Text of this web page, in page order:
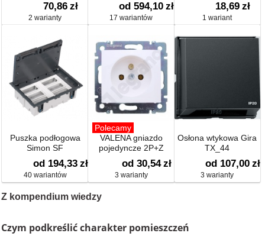
70,86 zł
2 warianty
od 594,10 zł
17 wariantów
18,69 zł
1 wariant
Puszka podłogowa
Simon SF
od 194,33 zł
40 wariantów
Polecamy
VALENA gniazdo
pojedyncze 2P+Z
od 30,54 zł
3 warianty
Osłona wtykowa Gira
TX_44
od 107,00 zł
3 warianty
Z kompendium wiedzy
Czym podkreślić charakter pomieszczeń